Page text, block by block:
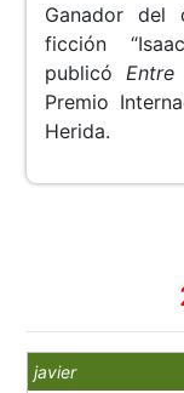
Ganador del
ficción
publicó
Premio
Herida.
javier